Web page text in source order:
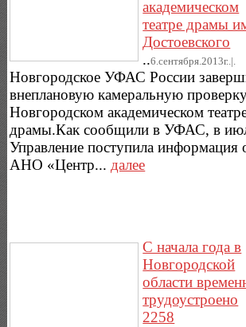
академическом
театре драмы
Достоевского
..6.сентября.2013г..|.
Новгородское УФАС России
внеплановую камеральную
Новгородском академическом
драмы.Как сообщили в УФАС, в
Управление поступила информация
АНО «Центр... далее
С начала года в
Новгородской
области
трудоустроено
2258